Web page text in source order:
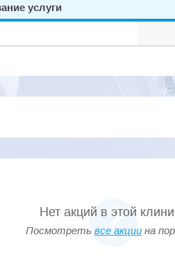
услуги
Нет акций в этой
Посмотреть все акции на